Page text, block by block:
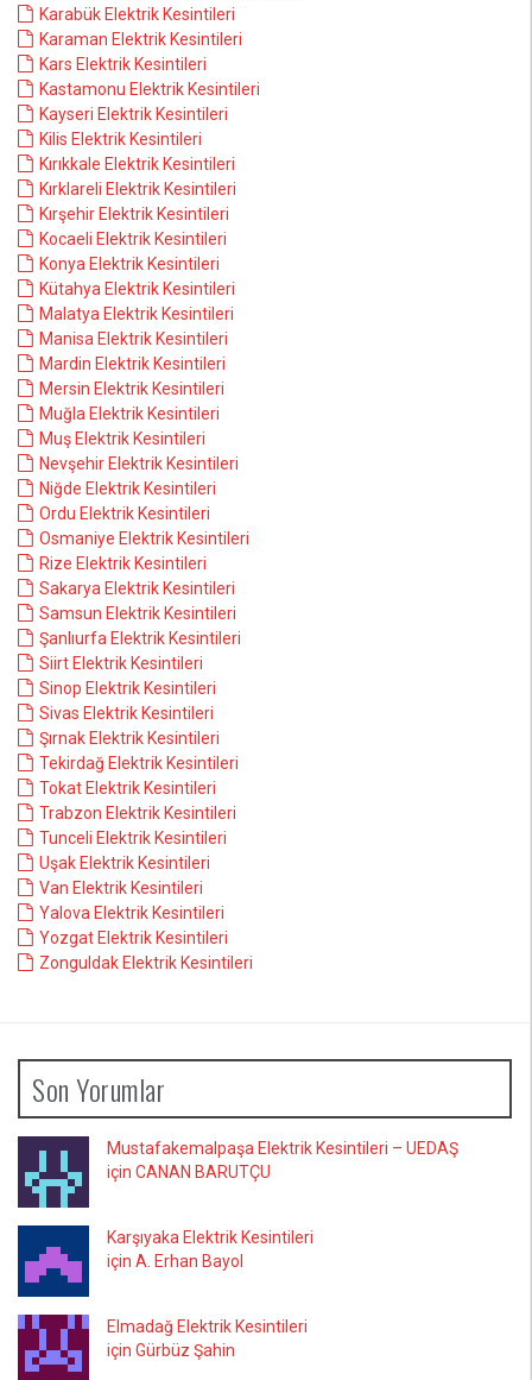
Karabük Elektrik Kesintileri
Karaman Elektrik Kesintileri
Kars Elektrik Kesintileri
Kastamonu Elektrik Kesintileri
Kayseri Elektrik Kesintileri
Kilis Elektrik Kesintileri
Kırıkkale Elektrik Kesintileri
Kırklareli Elektrik Kesintileri
Kırşehir Elektrik Kesintileri
Kocaeli Elektrik Kesintileri
Konya Elektrik Kesintileri
Kütahya Elektrik Kesintileri
Malatya Elektrik Kesintileri
Manisa Elektrik Kesintileri
Mardin Elektrik Kesintileri
Mersin Elektrik Kesintileri
Muğla Elektrik Kesintileri
Muş Elektrik Kesintileri
Nevşehir Elektrik Kesintileri
Niğde Elektrik Kesintileri
Ordu Elektrik Kesintileri
Osmaniye Elektrik Kesintileri
Rize Elektrik Kesintileri
Sakarya Elektrik Kesintileri
Samsun Elektrik Kesintileri
Şanlıurfa Elektrik Kesintileri
Siirt Elektrik Kesintileri
Sinop Elektrik Kesintileri
Sivas Elektrik Kesintileri
Şırnak Elektrik Kesintileri
Tekirdağ Elektrik Kesintileri
Tokat Elektrik Kesintileri
Trabzon Elektrik Kesintileri
Tunceli Elektrik Kesintileri
Uşak Elektrik Kesintileri
Van Elektrik Kesintileri
Yalova Elektrik Kesintileri
Yozgat Elektrik Kesintileri
Zonguldak Elektrik Kesintileri
Son Yorumlar
Mustafakemalpaşa Elektrik Kesintileri – UEDAŞ
için CANAN BARUTÇU
Karşıyaka Elektrik Kesintileri
için A. Erhan Bayol
Elmadağ Elektrik Kesintileri
için Gürbüz Şahin